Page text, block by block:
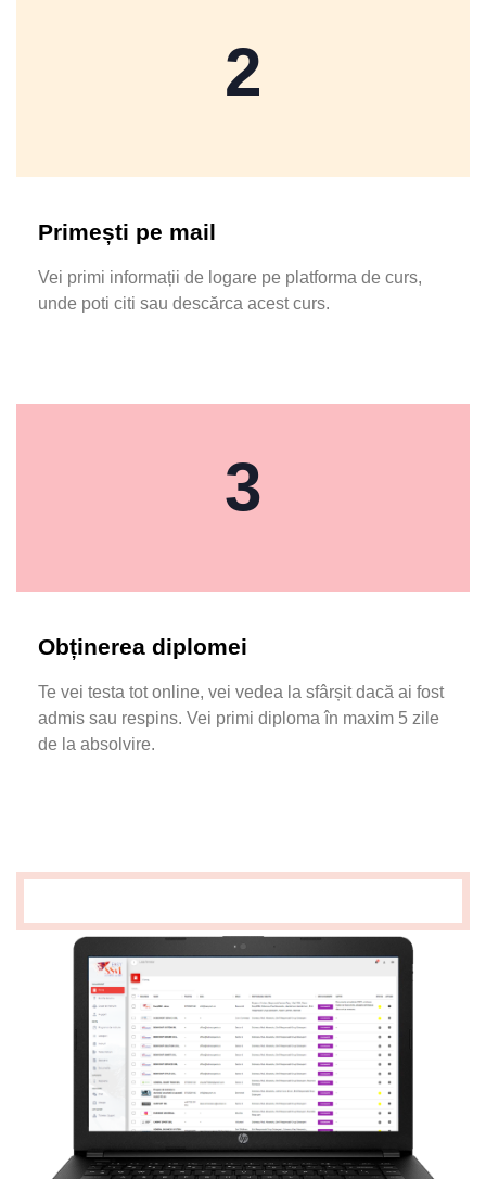
Primești pe mail
Vei primi informații de logare pe platforma de curs,
unde poti citi sau descărca acest curs.
2
3
Obținerea diplomei
Te vei testa tot online, vei vedea la sfârșit dacă ai fost
admis sau respins. Vei primi diploma în maxim 5 zile
de la absolvire.